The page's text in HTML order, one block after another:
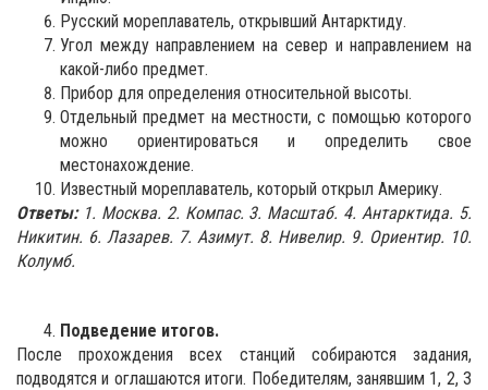
Русский мореплаватель, открывший Антарктиду.
Угол между направлением на север и направлением на
ка­кой-либо предмет.
Прибор для определения относительной высоты.
Отдельный предмет на местности, с помощью которого
можно ориентироваться и оп­ределить свое
местонахождение.
Известный мореплаватель, который открыл Америку.
Ответы: 1. Москва. 2. Компас. 3. Масштаб. 4. Антарктида. 5.
Никитин. 6. Лазарев. 7. Азимут. 8. Нивелир. 9. Ориентир. 10.
Колумб.
Подведение итогов.
После прохождения всех станций собираются задания,
подводятся и оглашаются итоги. Победителям, занявшим 1, 2, 3